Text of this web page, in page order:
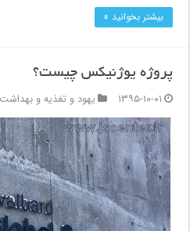
بیشتر بخوانید »
پروژه یوژنیکس چیست؟
۱۳۹۵-۱۰-۰۱
یهود و تغذیه و بهداشت